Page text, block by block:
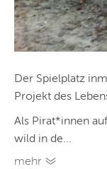
Der Spielplatz
Projekt des
Als Pirat*innen
wild in de...
mehr